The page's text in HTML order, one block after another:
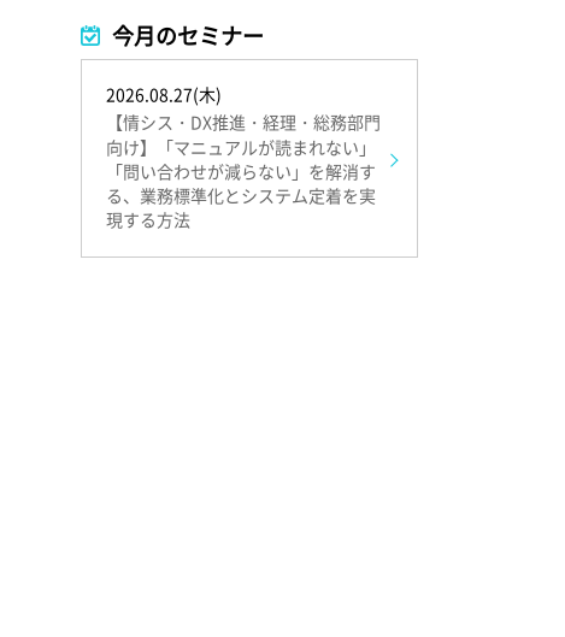
今月のセミナー
2026.08.27(木)
【情シス・DX推進・経理・総務部門
向け】「マニュアルが読まれない」
「問い合わせが減らない」を解消す
る、業務標準化とシステム定着を実
現する方法